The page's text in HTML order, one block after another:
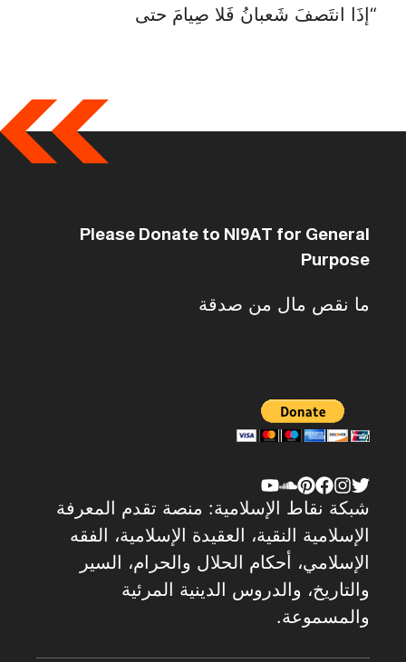
“إذَا انتَصفَ شَعبانُ فَلا صِيامَ حتى
Please Donate to NI9AT for General
Purpose
ما نقص مال من صدقة
شبكة نقاط الإسلامية: منصة تقدم المعرفة
الإسلامية النقية، العقيدة الإسلامية، الفقه
الإسلامي، أحكام الحلال والحرام، السير
والتاريخ، والدروس الدينية المرئية
والمسموعة.